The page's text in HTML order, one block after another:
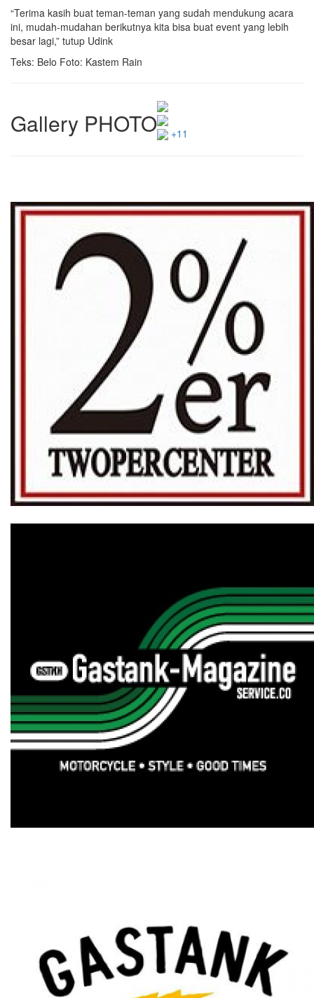
“Terima kasih buat teman-teman yang sudah mendukung acara
ini, mudah-mudahan berikutnya kita bisa buat event yang lebih
besar lagi,” tutup Udink
Teks: Belo Foto: Kastem Rain
Gallery PHOTO +11